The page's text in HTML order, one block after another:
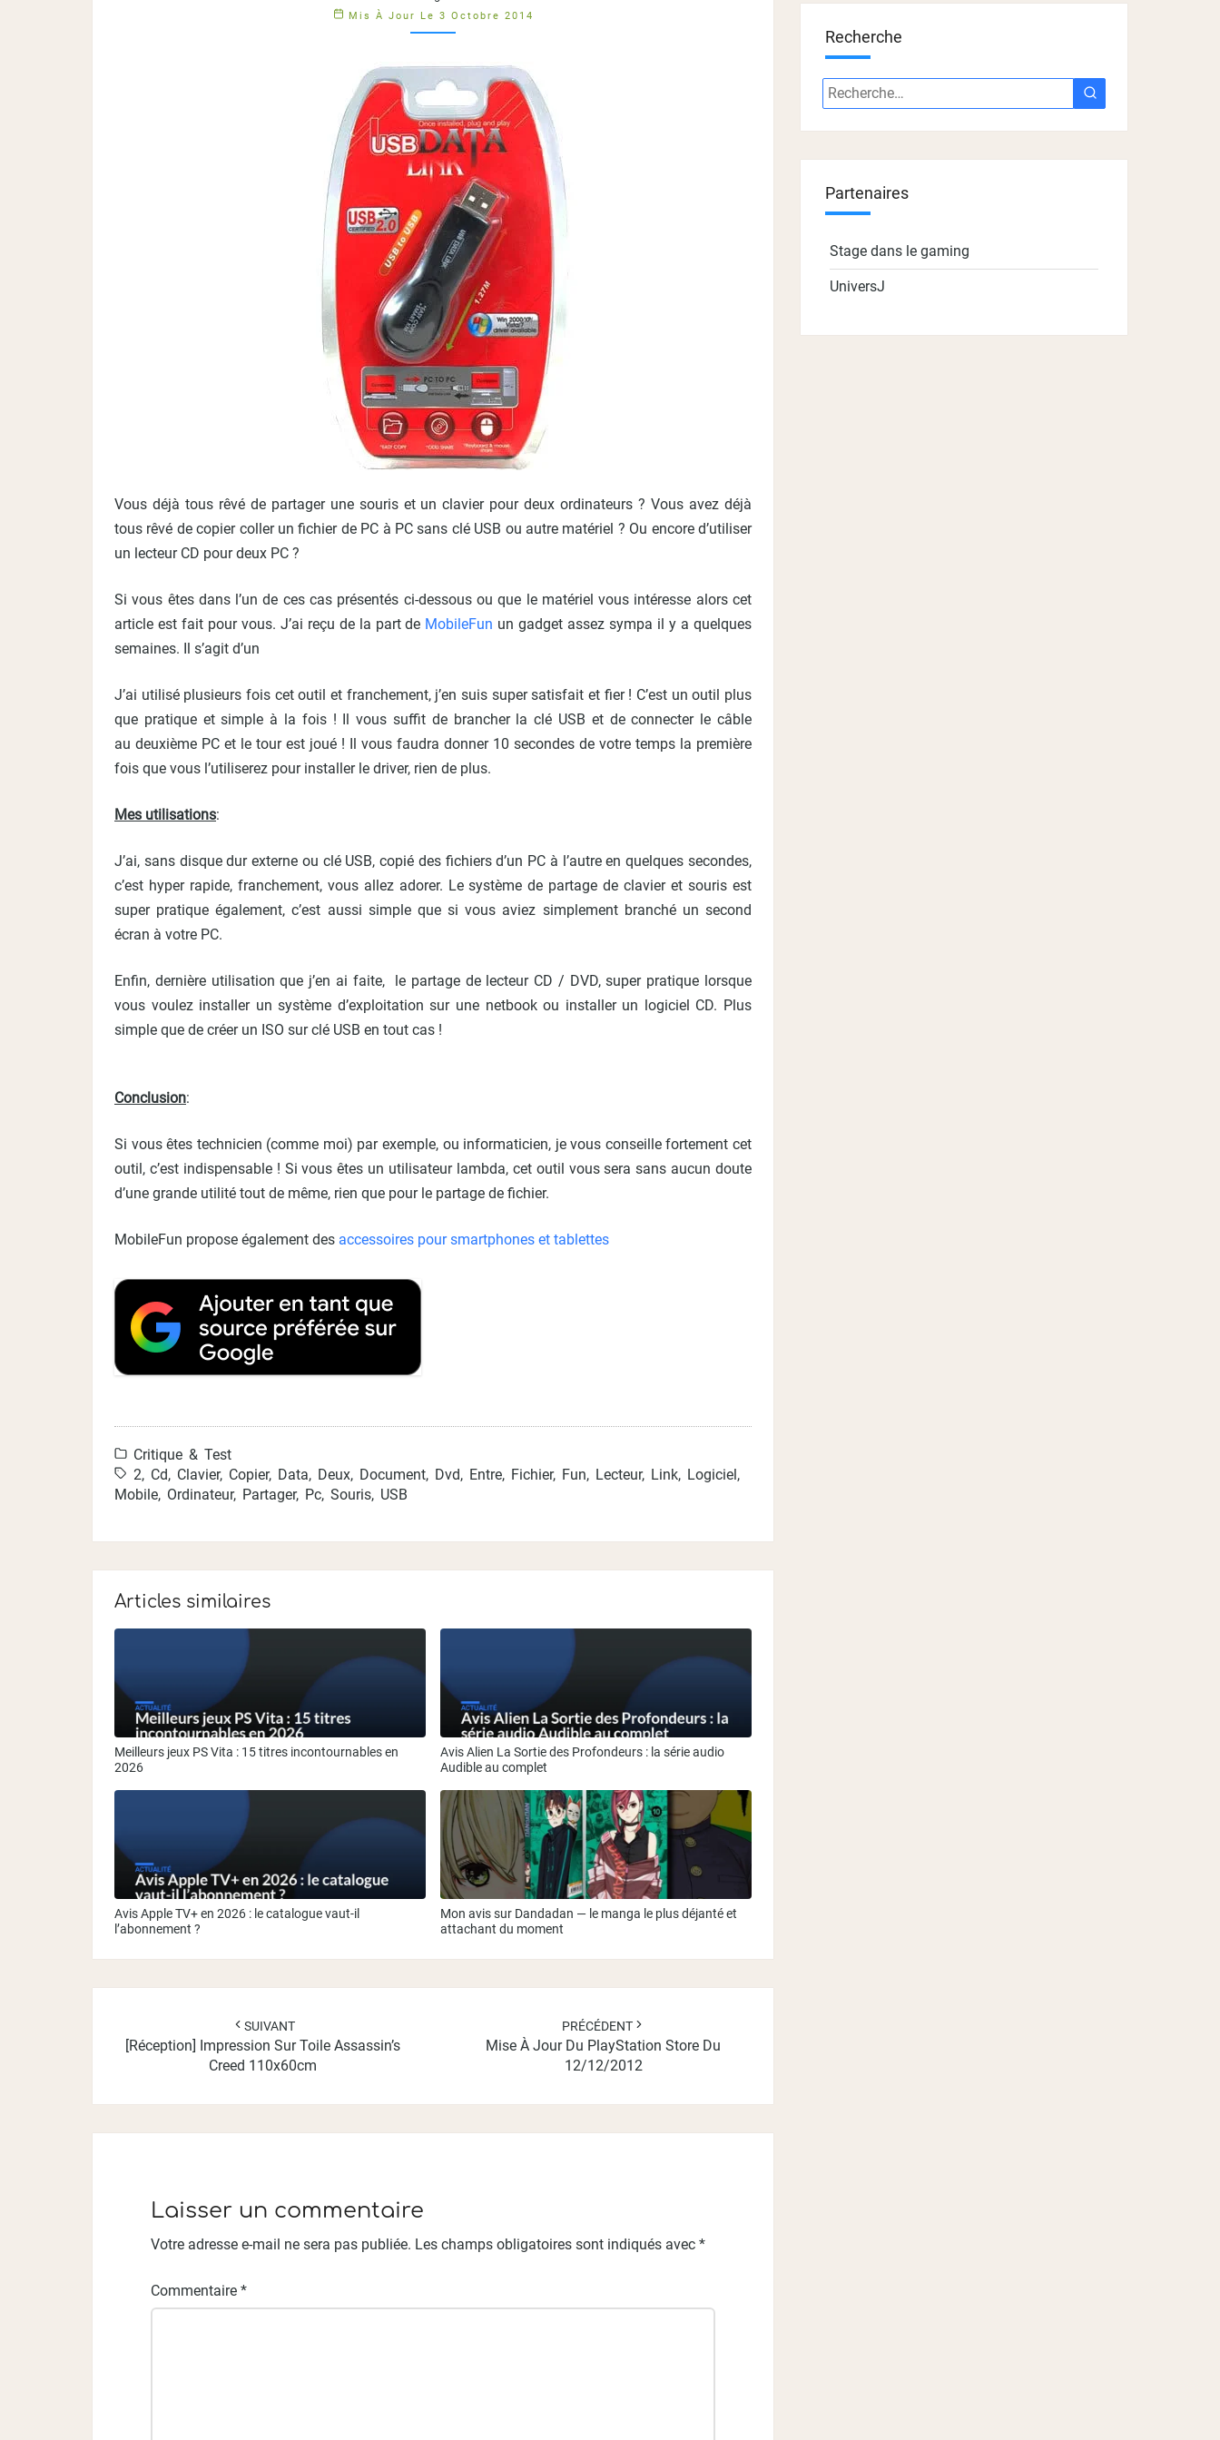
LINK
?
Mis À Jour Le 3 Octobre 2014
Vous déjà tous rêvé de partager une souris et un clavier pour deux ordinateurs ? Vous avez déjà
tous rêvé de copier coller un fichier de PC à PC sans clé USB ou autre matériel ? Ou encore d’utiliser
un lecteur CD pour deux PC ?
Si vous êtes dans l’un de ces cas présentés ci-dessous ou que le matériel vous intéresse alors cet
article est fait pour vous. J’ai reçu de la part de MobileFun un gadget assez sympa il y a quelques
semaines. Il s’agit d’un
J’ai utilisé plusieurs fois cet outil et franchement, j’en suis super satisfait et fier ! C’est un outil plus
que pratique et simple à la fois ! Il vous suffit de brancher la clé USB et de connecter le câble
au deuxième PC et le tour est joué ! Il vous faudra donner 10 secondes de votre temps la première
fois que vous l’utiliserez pour installer le driver, rien de plus.
Mes utilisations:
J’ai, sans disque dur externe ou clé USB, copié des fichiers d’un PC à l’autre en quelques secondes,
c’est hyper rapide, franchement, vous allez adorer. Le système de partage de clavier et souris est
super pratique également, c’est aussi simple que si vous aviez simplement branché un second
écran à votre PC.
Enfin, dernière utilisation que j’en ai faite, le partage de lecteur CD / DVD, super pratique lorsque
vous voulez installer un système d’exploitation sur une netbook ou installer un logiciel CD. Plus
simple que de créer un ISO sur clé USB en tout cas !
Conclusion:
Si vous êtes technicien (comme moi) par exemple, ou informaticien, je vous conseille fortement cet
outil, c’est indispensable ! Si vous êtes un utilisateur lambda, cet outil vous sera sans aucun doute
d’une grande utilité tout de même, rien que pour le partage de fichier.
MobileFun propose également des accessoires pour smartphones et tablettes
Critique & Test
2, Cd, Clavier, Copier, Data, Deux, Document, Dvd, Entre, Fichier, Fun, Lecteur, Link, Logiciel ,
Mobile, Ordinateur, Partager, Pc, Souris, USB
Articles similaires
Meilleurs jeux PS Vita : 15 titres incontournables en
2026
Avis Alien La Sortie des Profondeurs : la série audio
Audible au complet
Avis Apple TV+ en 2026 : le catalogue vaut-il
l’abonnement ?
Mon avis sur Dandadan — le manga le plus déjanté et
attachant du moment
d'article
SUIVANT
[Réception] Impression Sur Toile Assassin’s
Creed 110x60cm
PRÉCÉDENT
Mise À Jour Du PlayStation Store Du
12/12/2012
Laisser un commentaire
Votre adresse e-mail ne sera pas publiée. Les champs obligatoires sont indiqués avec *
Commentaire *
Recherche
Recherche
:
Recherche
Partenaires
Stage dans le gaming
UniversJ